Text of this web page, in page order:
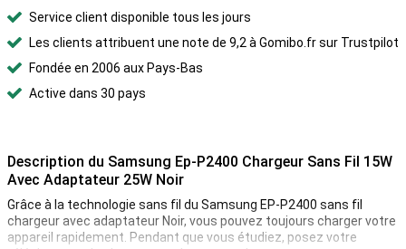
Service client disponible tous les jours
Les clients attribuent une note de 9,2 à Gomibo.fr sur Trustpilot
Fondée en 2006 aux Pays-Bas
Active dans 30 pays
Description du Samsung Ep-P2400 Chargeur Sans Fil 15W
Avec Adaptateur 25W Noir
Grâce à la technologie sans fil du Samsung EP-P2400 sans fil
chargeur avec adaptateur Noir, vous pouvez toujours charger votre
appareil rapidement. Pendant que vous étudiez, posez votre